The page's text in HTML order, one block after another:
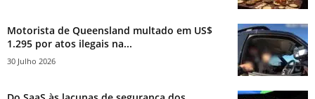
Motorista de Queensland multado em US$
1.295 por atos ilegais na...
30 Julho 2026